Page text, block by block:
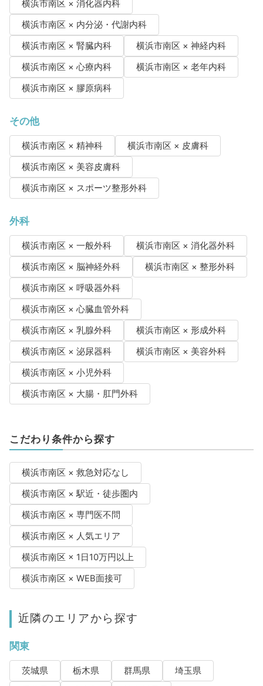
横浜市南区 × 消化器内科
横浜市南区 × 内分泌・代謝内科
横浜市南区 × 腎臓内科
横浜市南区 × 神経内科
横浜市南区 × 心療内科
横浜市南区 × 老年内科
横浜市南区 × 膠原病科
その他
横浜市南区 × 精神科
横浜市南区 × 皮膚科
横浜市南区 × 美容皮膚科
横浜市南区 × スポーツ整形外科
外科
横浜市南区 × 一般外科
横浜市南区 × 消化器外科
横浜市南区 × 脳神経外科
横浜市南区 × 整形外科
横浜市南区 × 呼吸器外科
横浜市南区 × 心臓血管外科
横浜市南区 × 乳腺外科
横浜市南区 × 形成外科
横浜市南区 × 泌尿器科
横浜市南区 × 美容外科
横浜市南区 × 小児外科
横浜市南区 × 大腸・肛門外科
こだわり条件から探す
横浜市南区 × 救急対応なし
横浜市南区 × 駅近・徒歩圏内
横浜市南区 × 専門医不問
横浜市南区 × 人気エリア
横浜市南区 × 1日10万円以上
横浜市南区 × WEB面接可
近隣のエリアから探す
関東
茨城県 栃木県 群馬県
埼玉県